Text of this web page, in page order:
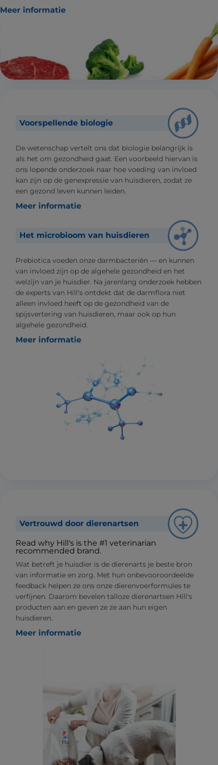
Meer informatie
Voorspellende biologie
De wetenschap vertelt ons dat biologie belangrijk is
als het om gezondheid gaat. Een voorbeeld hiervan is
ons lopende onderzoek naar hoe voeding van invloed
kan zijn op de genexpressie van huisdieren, zodat ze
een gezond leven kunnen leiden.
Meer informatie
Het microbioom van huisdieren
Prebiotica voeden onze darmbacteriën — en kunnen
van invloed zijn op de algehele gezondheid en het
welzijn van je huisdier. Na jarenlang onderzoek hebben
de experts van Hill's ontdekt dat de darmflora niet
alleen invloed heeft op de gezondheid van de
spijsvertering van huisdieren, maar ook op hun
algehele gezondheid.
Meer informatie
Vertrouwd door dierenartsen
Read why Hill's is the #1 veterinarian
recommended brand.
Wat betreft je huisdier is de dierenarts je beste bron
van informatie en zorg. Met hun onbevooroordeelde
feedback helpen ze ons onze dierenvoerformules te
verfijnen. Daarom bevelen talloze dierenartsen Hill's
producten aan en geven ze ze aan hun eigen
huisdieren.
Meer informatie